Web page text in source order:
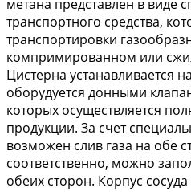
метана представлен в виде
транспортного средства,
транспортировки
компримированном или
Цистерна устанавливается
оборудуется донными
которых осуществляется
продукции. За счет
возможен слив газа на обе
соответственно, можно
обеих сторон. Корпус